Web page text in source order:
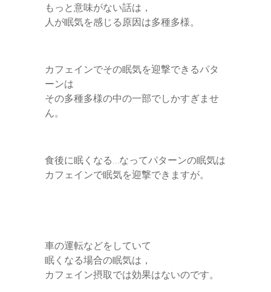
もっと意味がない話は，
人が眠気を感じる原因は多種多様。
カフェインでその眠気を迎撃できるパタ
ーンは
その多種多様の中の一部でしかすぎませ
ん。
食後に眠くなる…なってパターンの眠気は
カフェインで眠気を迎撃できますが。
車の運転などをしていて
眠くなる場合の眠気は，
カフェイン摂取では効果はないのです。